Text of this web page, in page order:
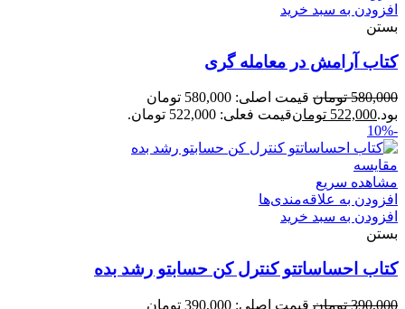
افزودن به سبد خرید
بستن
کتاب آرامش در معامله گری
580,000 تومان
قیمت اصلی: 580,000 تومان
بود.522,000 تومانقیمت فعلی: 522,000 تومان.
-10%
مقایسه
مشاهده سریع
افزودن به علاقه‌مندی‌ها
افزودن به سبد خرید
بستن
کتاب احساساتتو کنترل کن حسابتو رشد بده
390,000 تومان
قیمت اصلی: 390,000 تومان